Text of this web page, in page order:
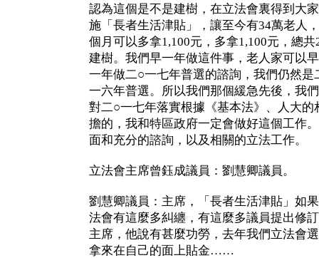
認為這個是不是建樹，在立法會裏得到大
施「長者生活津貼」，讓至今有34萬老人
個月可以多拿1,100元，多拿1,100元，總
建樹。我們早一年做這件事，老人家可以
一年做二○一七年普選的諮詢，我們仍然
一六年普選。所以我們那個緩急先後，我
對二○一七年落實根據《基本法》、人大
擔的，我和特區政府一定會做好這個工作
面和充分的諮詢，以及相關的立法工作。
立法會主席曾鈺成議員：劉慧卿議員。
劉慧卿議員：主席，「長者生活津貼」如
法會有這麼多糾纏，有這麼多議員提出修
主席，他說有甚麼功勞，去年我們立法會
拿來在自己的面上貼金……